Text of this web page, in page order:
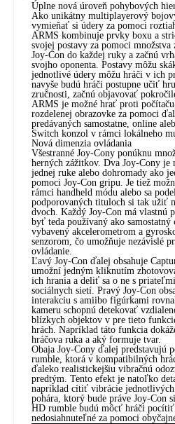
Úplne nová úroveň pohybových
Ako unikátny multiplayerový
vymieňať si údery za pomoci
ARMS kombinuje prvky boxu a
svojej postavy za pomoci
Joy-Con do každej ruky a začnú
svojho oponenta. Postavy môžu
jednotlivé údery môžu hráči v ich
navyše budú hráči postupne učiť
zručnosti, začnú objavovať
ARMS je možné hrať proti
rozdelenej obrazovke za pomoci
predávaných samostatne, online
Switch konzol v rámci lokálneho
Nová dimenzia ovládania
Všestranné Joy-Cony ponúknu
herných zážitkov. Dva Joy-Cony je
jednej ruke alebo dohromady ako
pomoci Joy-Con gripu. Je tiež
rámci handheld módu alebo sa
podporovaných tituloch si tak užiť
dvoch. Každý Joy-Con má vlastnú
byť teda používaný ako samostatný
vybavený akcelerometrom a
senzorom, čo umožňuje nezávislé
ovládanie.
Ľavý Joy-Con ďalej obsahuje
umožní jedným kliknutím
ich hrania a deliť sa o ne s
sociálnych sietí. Pravý Joy-Con
interakciu s amiibo figúrkami
kameru schopnú detekovať
blízkych objektov v pre tieto
hrách. Napríklad táto funkcia
hráčova ruka a aký formuje tvar.
Obaja Joy-Cony ďalej predstavujú
rumble, ktorá v kompatibilných
ďaleko realistickejšiu vibračnú
predtým. Tento efekt je natoľko
napríklad cítiť vibrácie
pohára, ktorý bude práve Joy-Con
HD rumble budú môcť hráči
nedosiahnuteľné za pomoci